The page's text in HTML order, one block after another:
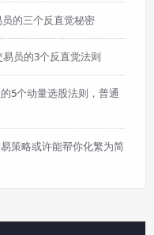
的三个反直觉秘密
员的3个反直觉法则
5个动量选股法则，普通
策略或许能帮你化繁为简